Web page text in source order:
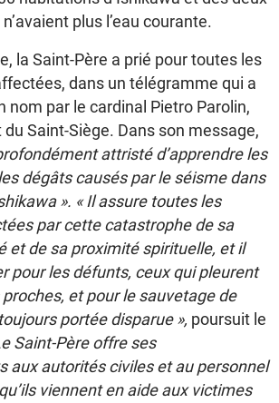
plus l’eau courante.
la Saint-Père a prié pour toutes les
dans un télégramme qui a
nom par le cardinal Pietro Parolin,
du Saint-Siège. Dans son message,
attristé d’apprendre les
dégâts causés par le séisme dans
». « Il assure toutes les
par cette catastrophe de sa
et de sa proximité spirituelle, et il
pour les défunts, ceux qui pleurent
et pour le sauvetage de
portée disparue », poursuit le
Saint-Père offre ses
aux autorités civiles et au personnel
viennent en aide aux victimes